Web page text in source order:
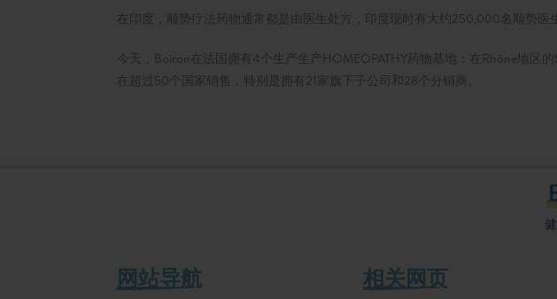
在印度，顺势疗法药物通常都是由医生处方，印度现时有大约250,000名顺势医生
今天，Boiron在法国拥有4个生产生产HOMEOPATHY药物基地：在Rhône地区
在超过50个国家销售，特别是拥有21家旗下子公司和28个分销商。
网站导航 相关网页